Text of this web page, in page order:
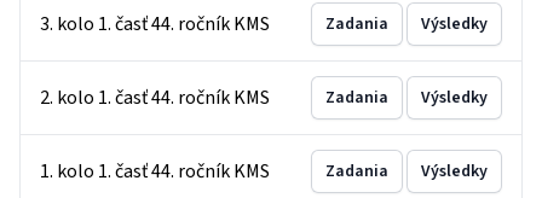
3. kolo 1. časť 44. ročník KMS Zadania Výsledky
2. kolo 1. časť 44. ročník KMS Zadania Výsledky
1. kolo 1. časť 44. ročník KMS Zadania Výsledky